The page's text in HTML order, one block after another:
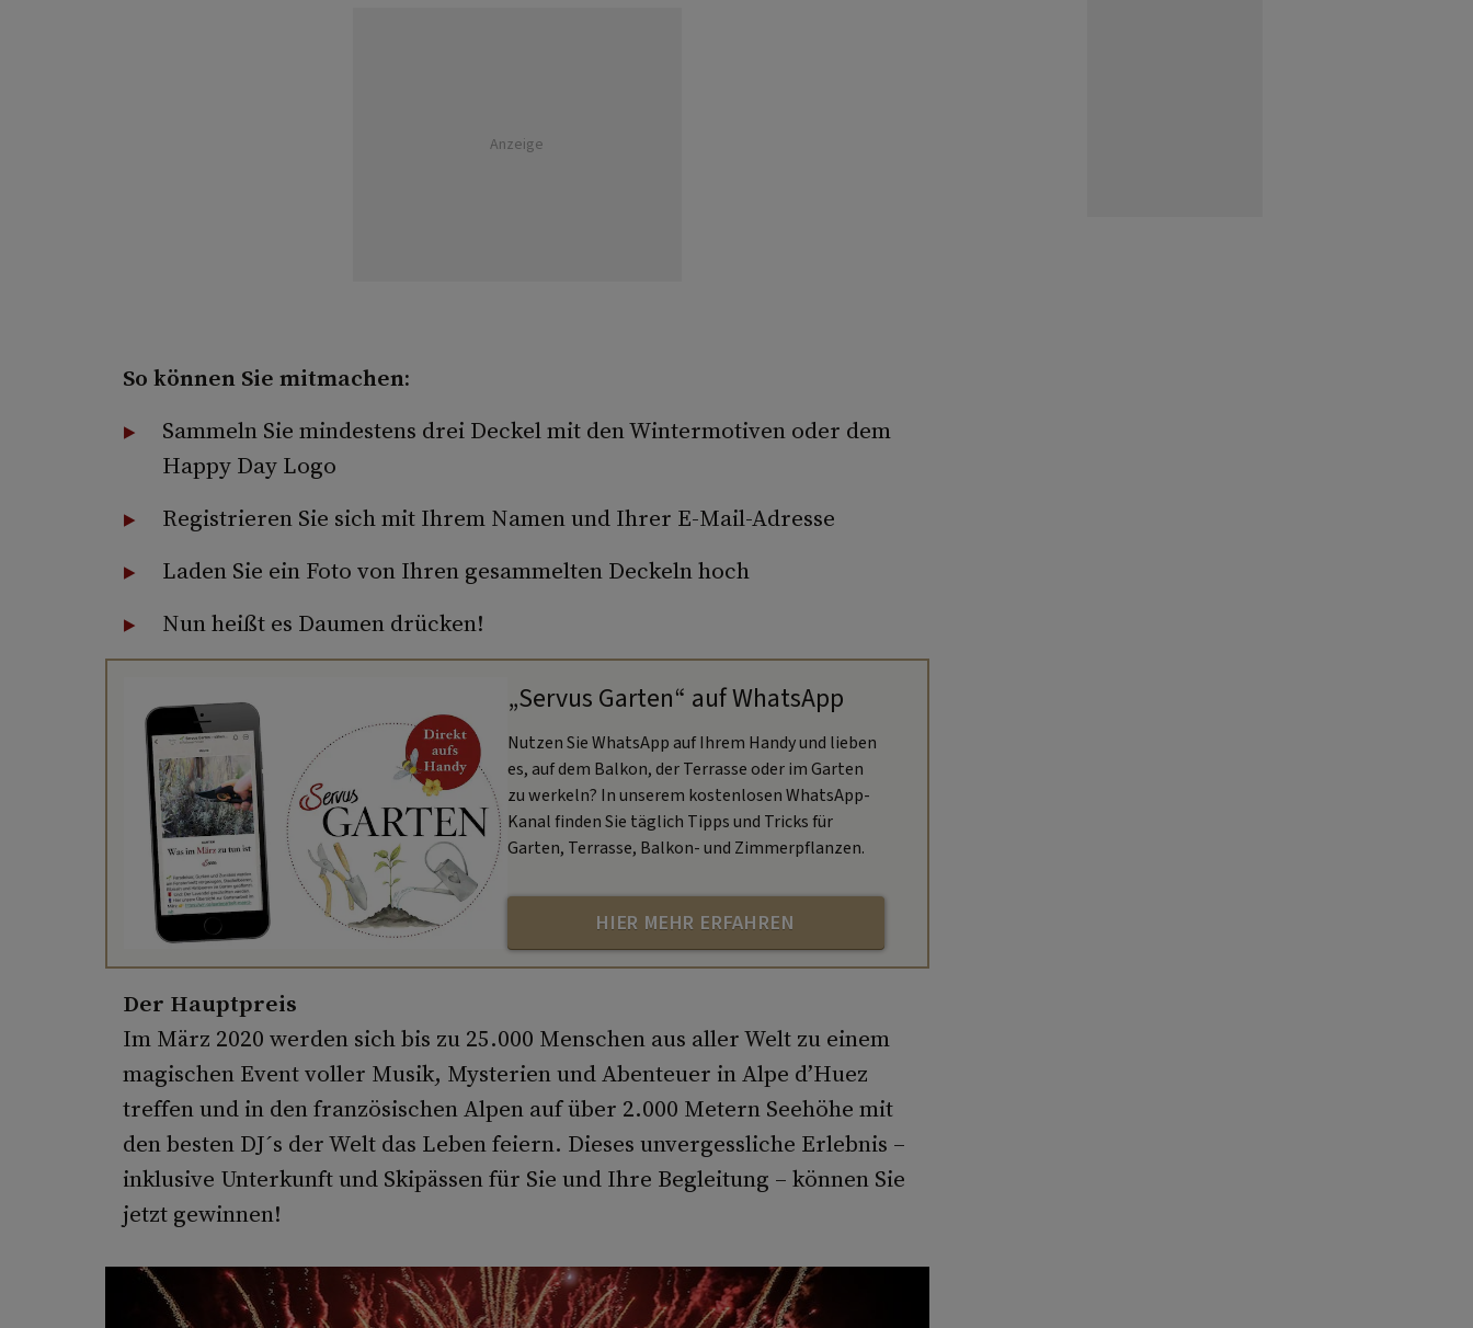
Anzeige
So können Sie mitmachen:
Sammeln Sie mindestens drei Deckel mit den Wintermotiven oder dem
Happy Day Logo
Registrieren Sie sich mit Ihrem Namen und Ihrer E-Mail-Adresse
Laden Sie ein Foto von Ihren gesammelten Deckeln hoch
Nun heißt es Daumen drücken!
„Servus Garten“ auf WhatsApp
Nutzen Sie WhatsApp auf Ihrem Handy und lieben
es, auf dem Balkon, der Terrasse oder im Garten
zu werkeln? In unserem kostenlosen WhatsApp-
Kanal finden Sie täglich Tipps und Tricks für
Garten, Terrasse, Balkon- und Zimmerpflanzen.
HIER MEHR ERFAHREN
Der Hauptpreis
Im März 2020 werden sich bis zu 25.000 Menschen aus aller Welt zu einem
magischen Event voller Musik, Mysterien und Abenteuer in Alpe d’Huez
treffen und in den französischen Alpen auf über 2.000 Metern Seehöhe mit
den besten DJ´s der Welt das Leben feiern. Dieses unvergessliche Erlebnis –
inklusive Unterkunft und Skipässen für Sie und Ihre Begleitung – können Sie
jetzt gewinnen!